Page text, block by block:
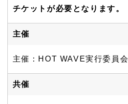
チケットが必要となります。
主催
主催：HOT WAVE実行委員会
共催